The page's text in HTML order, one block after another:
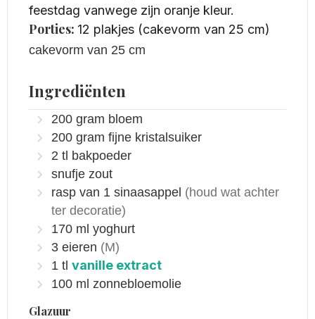
feestdag vanwege zijn oranje kleur.
Porties: 12 plakjes (cakevorm van 25 cm)
cakevorm van 25 cm
Ingrediënten
200 gram bloem
200 gram fijne kristalsuiker
2 tl bakpoeder
snufje zout
rasp van 1 sinaasappel (houd wat achter
ter decoratie)
170 ml yoghurt
3 eieren (M)
1 tl vanille extract
100 ml zonnebloemolie
Glazuur